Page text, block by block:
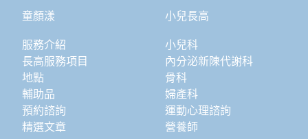
童顏漾
服務介紹
長高服務項目
地點
輔助品
預約諮詢
精選文章
小兒長高
小兒科
內分泌新陳代謝科
骨科
婦產科
運動心理諮詢
營養師